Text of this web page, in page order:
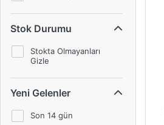
Stok Durumu
Stokta Olmayanları
Gizle
Yeni Gelenler
Son 14 gün